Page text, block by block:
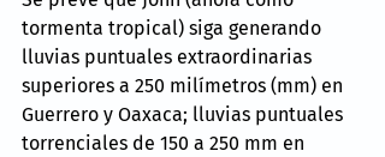
tormenta tropical) siga generando
lluvias puntuales extraordinarias
superiores a 250 milímetros (mm) en
Guerrero y Oaxaca; lluvias puntuales
torrenciales de 150 a 250 mm en